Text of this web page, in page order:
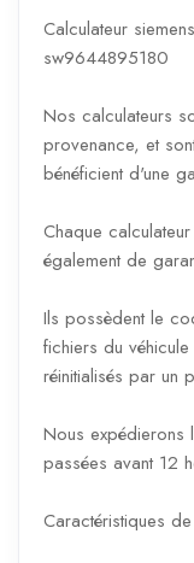
Calculateur
sw9644895180
Nos calculateurs
provenance, et
bénéficient d'une
Chaque
également de
Ils possèdent le
fichiers du
réinitialisés par un
Nous expédierons
passées avant 12
Caractéristiques